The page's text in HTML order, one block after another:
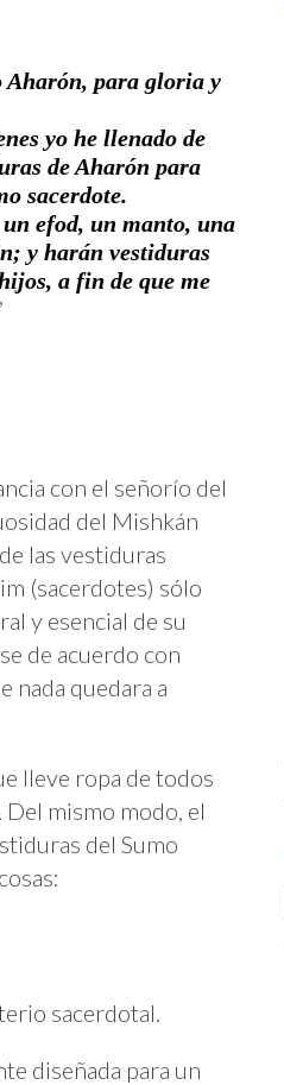
Aharón, para gloria y
yo he llenado de
de Aharón para
sacerdote.
efod, un manto, una
y harán vestiduras
a fin de que me
con el señorío del
del Mishkán
las vestiduras
(sacerdotes) sólo
y esencial de su
de acuerdo con
nada quedara a
lleve ropa de todos
mismo modo, el
del Sumo
sacerdotal.
diseñada para un